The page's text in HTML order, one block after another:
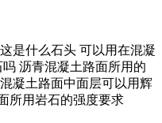
是什么石头 可以用在混凝
沥青混凝土路面所用的
凝土路面中面层可以用辉
所用岩石的强度要求